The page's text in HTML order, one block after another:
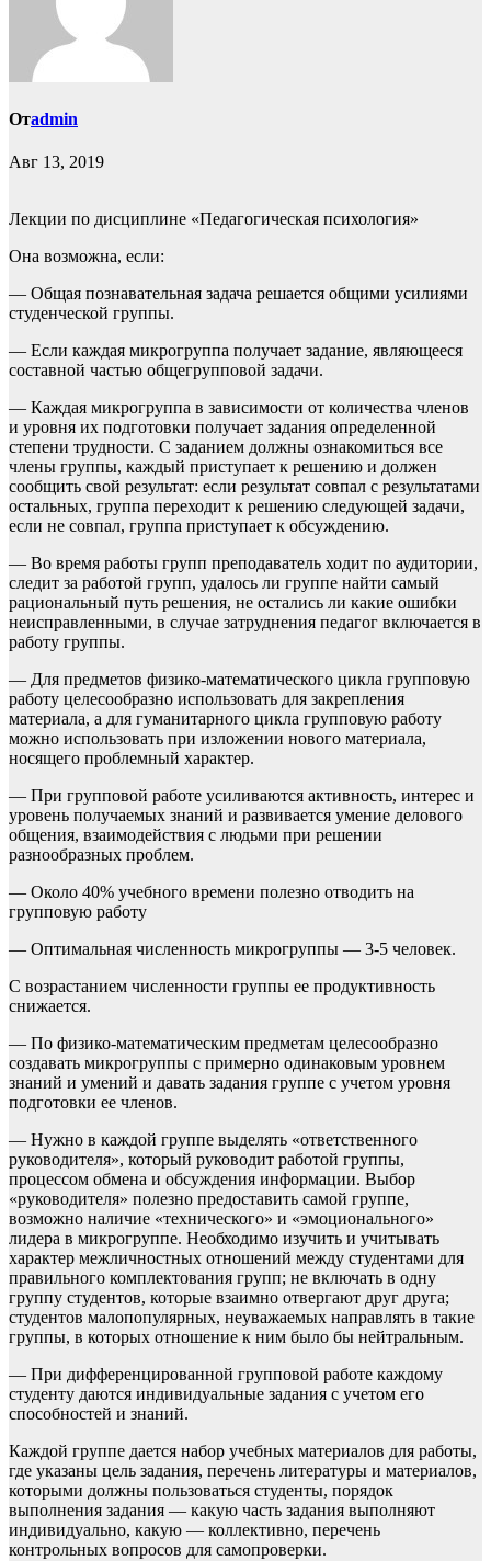
Отadmin
Авг 13, 2019
Лекции по дисциплине «Педагогическая психология»
Она возможна, если:
— Общая познавательная задача решается общими усилиями
студенческой группы.
— Если каждая микрогруппа получает задание, являющееся
составной частью общегрупповой задачи.
— Каждая микрогруппа в зависимости от количества членов
и уровня их подготовки получает задания определенной
степени трудности. С заданием должны ознакомиться все
члены группы, каждый приступает к решению и должен
сообщить свой результат: если результат совпал с результатами
остальных, группа переходит к решению следующей задачи,
если не совпал, группа приступает к обсуждению.
— Во время работы групп преподаватель ходит по аудитории,
следит за работой групп, удалось ли группе найти самый
рациональный путь решения, не остались ли какие ошибки
неисправленными, в случае затруднения педагог включается в
работу группы.
— Для предметов физико-математического цикла групповую
работу целесообразно использовать для закрепления
материала, а для гуманитарного цикла групповую работу
можно использовать при изложении нового материала,
носящего проблемный характер.
— При групповой работе усиливаются активность, интерес и
уровень получаемых знаний и развивается умение делового
общения, взаимодействия с людьми при решении
разнообразных проблем.
— Около 40% учебного времени полезно отводить на
групповую работу
— Оптимальная численность микрогруппы — 3-5 человек.
С возрастанием численности группы ее продуктивность
снижается.
— По физико-математическим предметам целесообразно
создавать микрогруппы с примерно одинаковым уровнем
знаний и умений и давать задания группе с учетом уровня
подготовки ее членов.
— Нужно в каждой группе выделять «ответственного
руководителя», который руководит работой группы,
процессом обмена и обсуждения информации. Выбор
«руководителя» полезно предоставить самой группе,
возможно наличие «технического» и «эмоционального»
лидера в микрогруппе. Необходимо изучить и учитывать
характер межличностных отношений между студентами для
правильного комплектования групп; не включать в одну
группу студентов, которые взаимно отвергают друг друга;
студентов малопопулярных, неуважаемых направлять в такие
группы, в которых отношение к ним было бы нейтральным.
— При дифференцированной групповой работе каждому
студенту даются индивидуальные задания с учетом его
способностей и знаний.
Каждой группе дается набор учебных материалов для работы,
где указаны цель задания, перечень литературы и материалов,
которыми должны пользоваться студенты, порядок
выполнения задания — какую часть задания выполняют
индивидуально, какую — коллективно, перечень
контрольных вопросов для самопроверки.